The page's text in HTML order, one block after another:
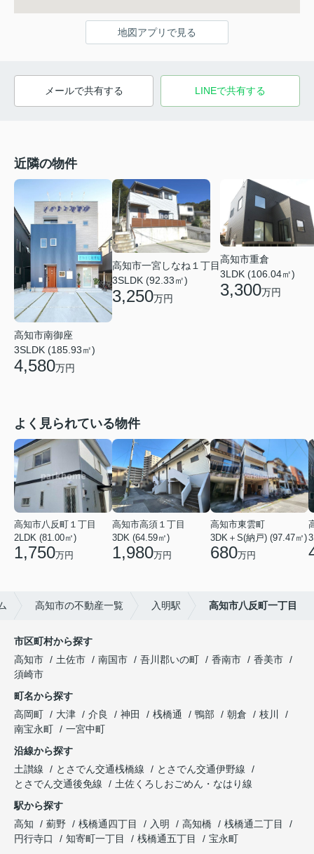
地図アプリで見る
メールで共有する LINEで共有する
近隣の物件
高知市南御座
3SLDK (185.93㎡)
4,580万円
高知市一宮しなね１丁目
3SLDK (92.33㎡)
3,250万円
高知市重倉
3LDK (106.04㎡)
3,300万円
よく見られている物件
高知市八反町１丁目
2LDK (81.00㎡)
1,750万円
高知市高須１丁目
3DK (64.59㎡)
1,980万円
高知市東雲町
3DK＋S(納戸) (97.47㎡)
680万円
高知市の不動産一覧 入明駅 高知市八反町一丁目
市区町村から探す
高知市
土佐市 南国市 吾川郡いの町 香南市
香美市
須崎市
町名から探す
高岡町
大津 介良 神田 桟橋通 鴨部 朝倉
枝川
南宝永町
一宮中町
沿線から探す
土讃線
とさでん交通桟橋線
とさでん交通伊野線
とさでん交通後免線
土佐くろしおごめん・なはり線
駅から探す
高知
薊野 桟橋通四丁目 入明 高知橋
桟橋通二丁目
円行寺口
知寄町一丁目 桟橋通五丁目 宝永町